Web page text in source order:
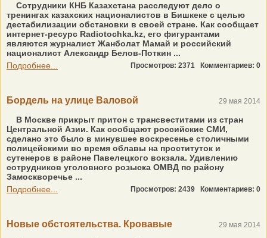
Сотрудники КНБ Казахстана расследуют дело о
тренингах казахских националистов в Бишкеке с целью
дестабилизации обстановки в своей стране. Как сообщает
интернет-ресурс Radiotochka.kz, его фигурантами
являются журналист Жанболат Мамай и российский
националист Александр Белов-Поткин ...
Подробнее...
Просмотров: 2371 Комментариев: 0
Бордель на улице Валовой 29 мая 2014
В Москве прикрыт притон с трансвеститами из стран
Центральной Азии. Как сообщают российские СМИ,
сделано это было в минувшее воскресенье столичными
полицейскими во время облавы на проституток и
сутенеров в районе Павелецкого вокзала. Удивлению
сотрудников уголовного розыска ОМВД по району
Замоскворечье ...
Подробнее...
Просмотров: 2439 Комментариев: 0
Новые обстоятельства. Кровавые 29 мая 2014